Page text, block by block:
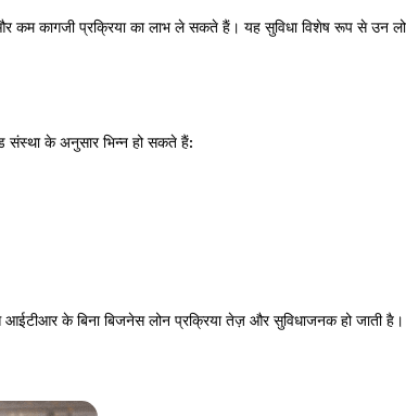
कागजी प्रक्रिया का लाभ ले सकते हैं। यह सुविधा विशेष रूप से उन
संस्था के अनुसार भिन्न हो सकते हैं:
के बिना बिजनेस लोन प्रक्रिया तेज़ और सुविधाजनक हो जाती है।